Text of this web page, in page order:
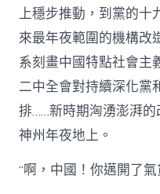
上穩步推動，到黨的十
來最年夜範圍的機構改
系刻畫中國特點社會主
二中全會對持續深化黨
排……新時期洶湧澎湃
神州年夜地上。
“啊，中國！你邁開了